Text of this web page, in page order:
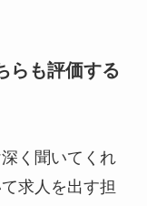
も評価する
く聞いてくれ
求人を出す担